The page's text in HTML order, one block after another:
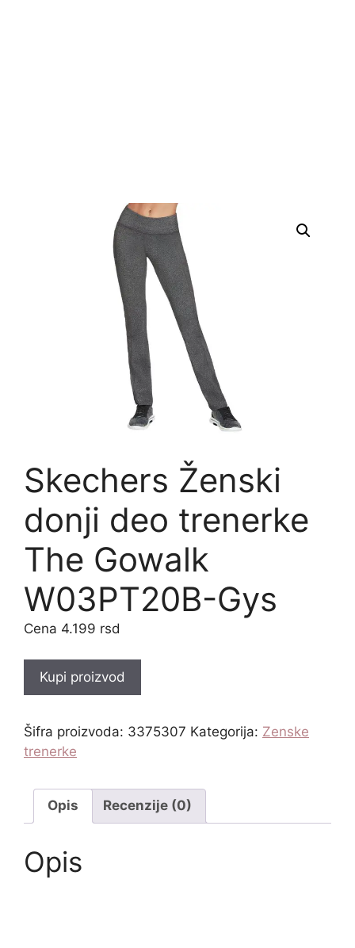
Skechers Ženski
donji deo trenerke
The Gowalk
W03PT20B-Gys
4.199 rsd
Kupi proizvod
Šifra proizvoda: 3375307 Kategorija: Zenske
trenerke
Opis Recenzije (0)
Opis